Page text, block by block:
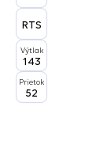
RTS
Výtlak
143
Prietok
52